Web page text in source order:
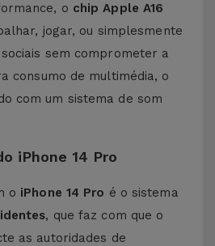
o chip Apple A16
jogar, ou simplesmente
sem comprometer a
consumo de multimédia, o
com um sistema de som
iPhone 14 Pro
o iPhone 14 Pro é o sistema
, que faz com que o
as autoridades de